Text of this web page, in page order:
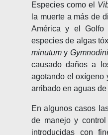
Especies como el
la muerte a más de
América y el Golfo
especies de algas
minutum y
causado daños a
agotando el oxígeno
arribado en aguas de
En algunos casos
de manejo y
introducidas con